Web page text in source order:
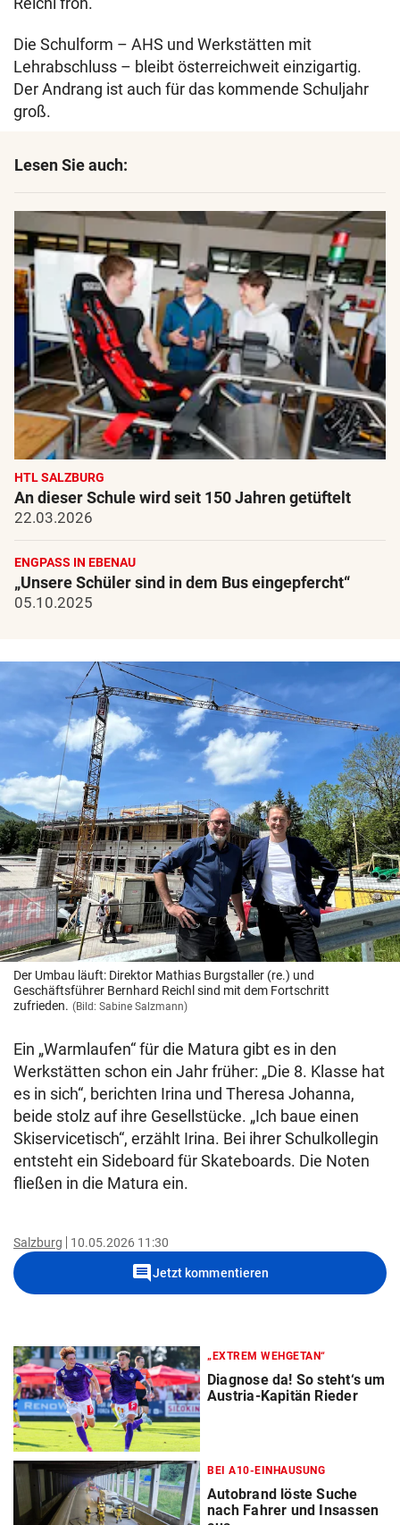
Die Schulform – AHS und Werkstätten mit
Lehrabschluss – bleibt österreichweit einzigartig.
Der Andrang ist auch für das kommende Schuljahr
groß.
Lesen Sie auch:
HTL SALZBURG
An dieser Schule wird seit 150 Jahren getüftelt
22.03.2026
ENGPASS IN EBENAU
„Unsere Schüler sind in dem Bus eingepfercht“
05.10.2025
Der Umbau läuft: Direktor Mathias Burgstaller (re.) und
Geschäftsführer Bernhard Reichl sind mit dem Fortschritt
zufrieden. (Bild: Sabine Salzmann)
Ein „Warmlaufen“ für die Matura gibt es in den
Werkstätten schon ein Jahr früher: „Die 8. Klasse hat
es in sich“, berichten Irina und Theresa Johanna,
beide stolz auf ihre Gesellstücke. „Ich baue einen
Skiservicetisch“, erzählt Irina. Bei ihrer Schulkollegin
entsteht ein Sideboard für Skateboards. Die Noten
fließen in die Matura ein.
Salzburg 10.05.2026 11:30
commentJetzt kommentieren
„EXTREM WEHGETAN“
Diagnose da! So steht‘s um
Austria-Kapitän Rieder
BEI A10-EINHAUSUNG
Autobrand löste Suche
nach Fahrer und Insassen